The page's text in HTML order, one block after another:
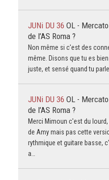
JUNi DU 36 OL -
de l’AS Roma ?
Non même si c'est des
même. Disons que tu es
juste, et sensé quand tu
JUNi DU 36 OL -
de l’AS Roma ?
Merci Mimoun c'est du
de Amy mais pas cette
rythmique et guitare basse,
a…